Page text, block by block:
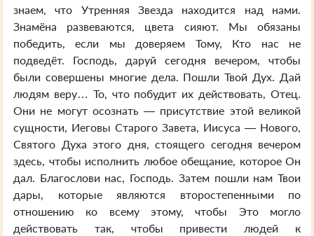
знаем, что Утренняя Звезда находится над нами.
Знамёна развеваются, цвета сияют. Мы обязаны
победить, если мы доверяем Тому, Кто нас не
подведёт. Господь, даруй сегодня вечером, чтобы
были совершены многие дела. Пошли Твой Дух. Дай
людям веру… То, что побудит их действовать, Отец.
Они не могут осознать — присутствие этой великой
сущности, Иеговы Старого Завета, Иисуса — Нового,
Святого Духа этого дня, стоящего сегодня вечером
здесь, чтобы исполнить любое обещание, которое Он
дал. Благослови нас, Господь. Затем пошли нам Твои
дары, которые являются второстепенными по
отношению ко всему этому, чтобы Это могло
действовать так, чтобы привести людей к